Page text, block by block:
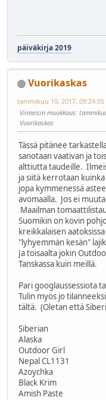
päiväkirja 2019
Vuorikaskas
tammikuu 10, 2017, 09:24:05
Viimeisin muokkaus:
Vuorikaskas
Tässä pitänee
sanotaan vaativan ja
alttiutta taudeille.
ja siitä kerrotaan
jopa kymmenessä
avomaalla. Jos ei
Maailman
Suomikin on kovin
kreikkalaisen
"lyhyemmän kesän"
Ja toisaalta jokin
Tanskassa kuin meillä.
Pari googlaussessiota
Tulin myös jo
tältä. (Oletan että
Siberian
Alaska
Outdoor Girl
Nepal CL1131
Azoychka
Black Krim
Amish Paste